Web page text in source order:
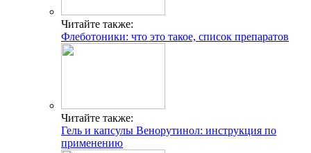
Читайте также:
Флеботоники: что это такое, список препаратов
Читайте также:
Гель и капсулы Венорутинол: инструкция по
применению